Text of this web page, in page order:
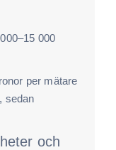
000
per mätare
sedan
och